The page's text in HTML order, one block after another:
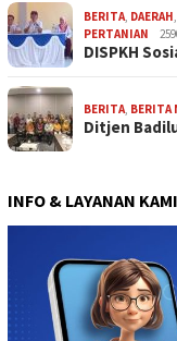
BERITA, DAERAH,
PERTANIAN
DISPKH
BERITA, BERITA
Ditjen
INFO & LAYANAN KAMI